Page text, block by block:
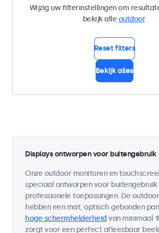
Wijzig uw filterinstellingen om
bekijk alle outdoor.
Reset filters
Bekijk alles
Displays ontworpen voor buitengebruik
Onze outdoor monitoren en
speciaal ontworpen voor buitengebruik
professionele toepassingen. De
hebben een mat, optisch gebonden
hoge schermhelderheid van minimaal
zorgt voor een perfect afleesbaar